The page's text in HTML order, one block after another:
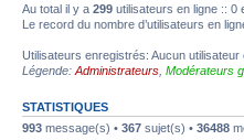
Au total il y a 299 utilisateurs en ligne :: 0
Le record du nombre d’utilisateurs en
Utilisateurs enregistrés: Aucun utilisateur
Légende: Administrateurs Modérateurs
STATISTIQUES
993 message(s) • 367 sujet(s) • 36488